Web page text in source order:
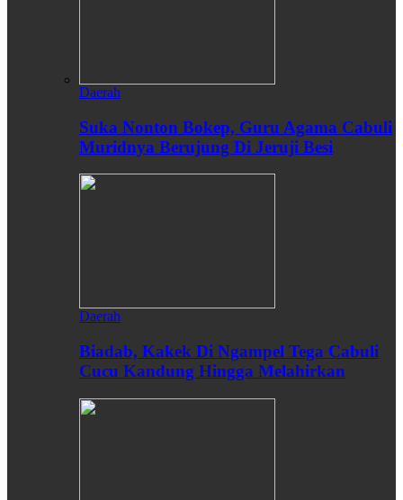
Daerah
Suka Nonton Bokep, Guru Agama Cabuli
Muridnya Berujung Di Jeruji Besi
Daerah
Biadab, Kakek Di Ngampel Tega Cabuli
Cucu Kandung Hingga Melahirkan